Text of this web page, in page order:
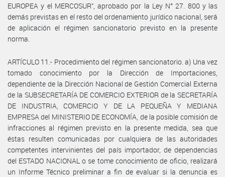
EUROPEA y el MERCOSUR”, aprobado por la Ley N° 27. 800 y las
demás previstas en el resto del ordenamiento jurídico nacional, será
de aplicación el régimen sancionatorio previsto en la presente
norma.
ARTÍCULO 11.- Procedimiento del régimen sancionatorio. a) Una vez
tomado conocimiento por la Dirección de Importaciones,
dependiente de la Dirección Nacional de Gestión Comercial Externa
de la SUBSECRETARÍA DE COMERCIO EXTERIOR de la SECRETARÍA
DE INDUSTRIA, COMERCIO Y DE LA PEQUEÑA Y MEDIANA
EMPRESA del MINISTERIO DE ECONOMÍA, de la posible comisión de
infracciones al régimen previsto en la presente medida, sea que
éstas resulten comunicadas por cualquiera de las autoridades
competentes intervinientes del país importador, de dependencias
del ESTADO NACIONAL o se tome conocimiento de oficio, realizará
un Informe Técnico preliminar a fin de evaluar si la denuncia es